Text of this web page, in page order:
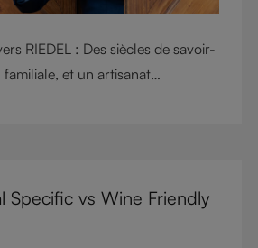
RIEDEL : Des siècles de savoir-
et un artisanat
Specific vs Wine Friendly